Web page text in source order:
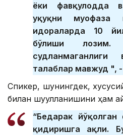
ёки фавқулодда
ҳуқуқни
идораларда 10
бўлиши лозим.
талаблар мавжуд ",
Спикер, шунингдек,
билан шуғулланишини ҳам
“Бедарак
қидиришга ҳақли.